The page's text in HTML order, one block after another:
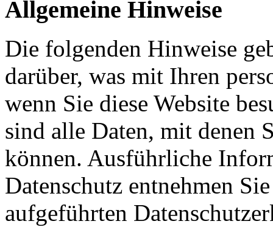
Allgemeine Hinweise
Die folgenden Hinweise
darüber, was mit Ihren
wenn Sie diese Website
sind alle Daten, mit denen
können. Ausführliche
Datenschutz entnehmen
aufgeführten